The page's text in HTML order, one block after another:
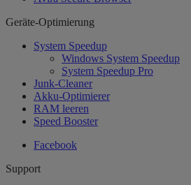
Geräte-Optimierung
System Speedup
Windows System Speedup
System Speedup Pro
Junk-Cleaner
Akku-Optimierer
RAM leeren
Speed Booster
Facebook
Support